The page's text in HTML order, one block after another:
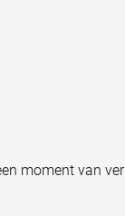
moment van